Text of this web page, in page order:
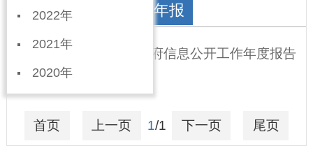
2022年
2021年
2020年
水务局政府信息公开年报
宁晋县水务局2025年政府信息公开工作年度报告
2026-01-09
首页 上一页 1/1 下一页 尾页